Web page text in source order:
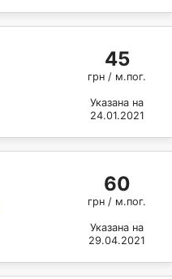
45
грн / м.пог.
Указана на
24.01.2021
60
грн / м.пог.
Указана на
29.04.2021